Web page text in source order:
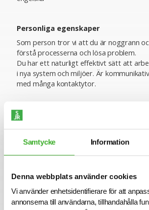
Samtycke Information
Denna webbplats använder cookies
Vi använder enhetsidentifierare för att
annonserna till användarna, tillhandahålla
Personliga egenskaper
Som person tror vi att du är noggrann
förstå processerna och lösa problem.
Du har ett naturligt effektivt sätt att
i nya system och miljöer. Är
med många kontaktytor.
Ansökan
För mer information om tjänsten är du
kontakta ansvarig Konsultchef Sandra
sandra.bruveris@sjr.se. Vi intervjuar
kan komma att tillsättas innan